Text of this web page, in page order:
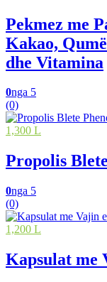
Pekmez me
Kakao,
dhe Vitamina
0nga 5
(0)
1,300 L
Propolis
0nga 5
(0)
1,200 L
Kapsulat me